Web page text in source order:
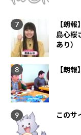
【朗
島心桜
あり）
【朗
このサ